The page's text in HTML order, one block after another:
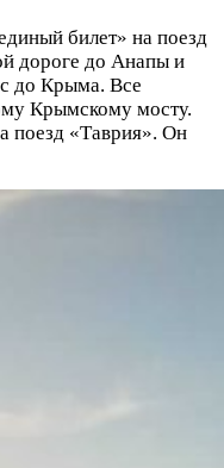
билет» на поезд
дороге до Анапы и
до Крыма. Все
Крымскому мосту.
поезд «Таврия». Он